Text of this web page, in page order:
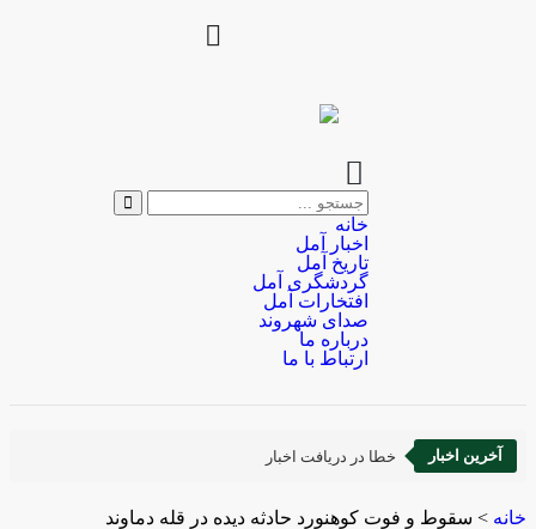
خانه
اخبار آمل
تاریخ آمل
گردشگری آمل
افتخارات آمل
صدای شهروند
درباره ما
ارتباط با ما
آخرین اخبار خطا در دریافت اخبار
خانه > سقوط و فوت کوهنورد حادثه دیده در قله دماوند